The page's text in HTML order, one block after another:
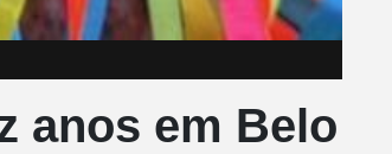
anos em Belo